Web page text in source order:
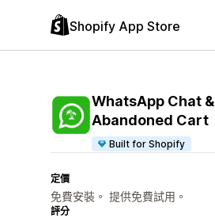
Shopify App Store
WhatsApp Chat &
Abandoned Cart
Built for Shopify
定價
免費安裝。 提供免費試用。
評分